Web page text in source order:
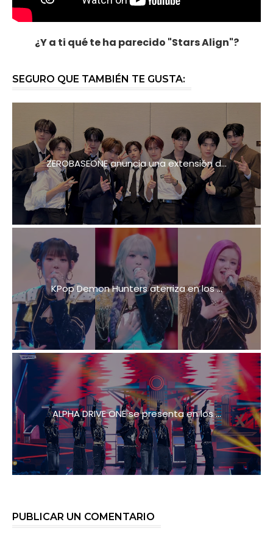
¿Y a ti qué te ha parecido "Stars Align"?
SEGURO QUE TAMBIÉN TE GUSTA:
ZEROBASEONE anuncia una extensión d...
KPop Demon Hunters aterriza en los ...
ALPHA DRIVE ONE se presenta en los ...
PUBLICAR UN COMENTARIO